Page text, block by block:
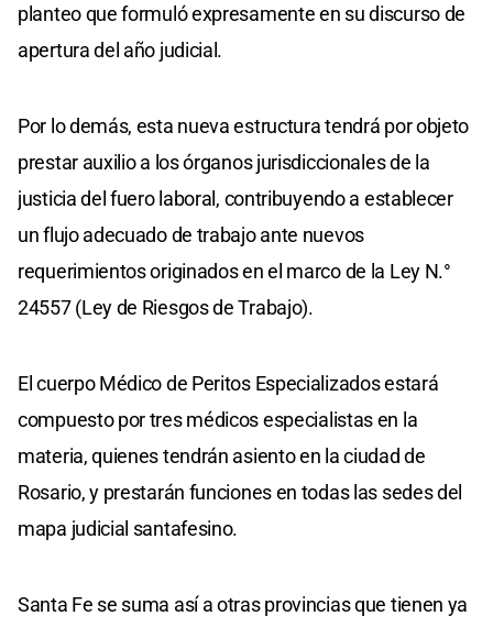
planteo que formuló expresamente en su discurso de
apertura del año judicial.
Por lo demás, esta nueva estructura tendrá por objeto
prestar auxilio a los órganos jurisdiccionales de la
justicia del fuero laboral, contribuyendo a establecer
un flujo adecuado de trabajo ante nuevos
requerimientos originados en el marco de la Ley N.°
24557 (Ley de Riesgos de Trabajo).
El cuerpo Médico de Peritos Especializados estará
compuesto por tres médicos especialistas en la
materia, quienes tendrán asiento en la ciudad de
Rosario, y prestarán funciones en todas las sedes del
mapa judicial santafesino.
Santa Fe se suma así a otras provincias que tienen ya